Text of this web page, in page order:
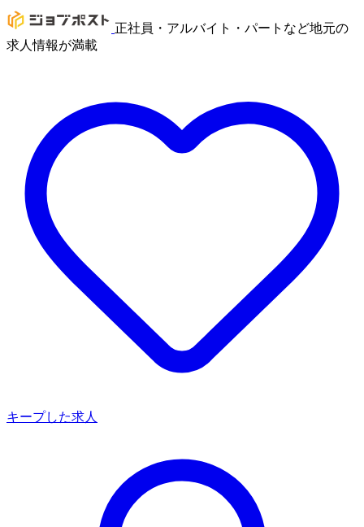
正社員・アルバイト・パートなど地元の
求人情報が満載
キープした求人